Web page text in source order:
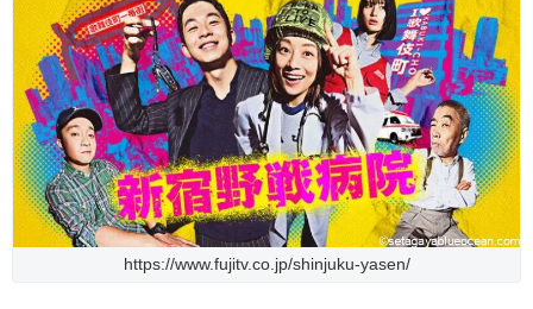
https://www.fujitv.co.jp/shinjuku-yasen/